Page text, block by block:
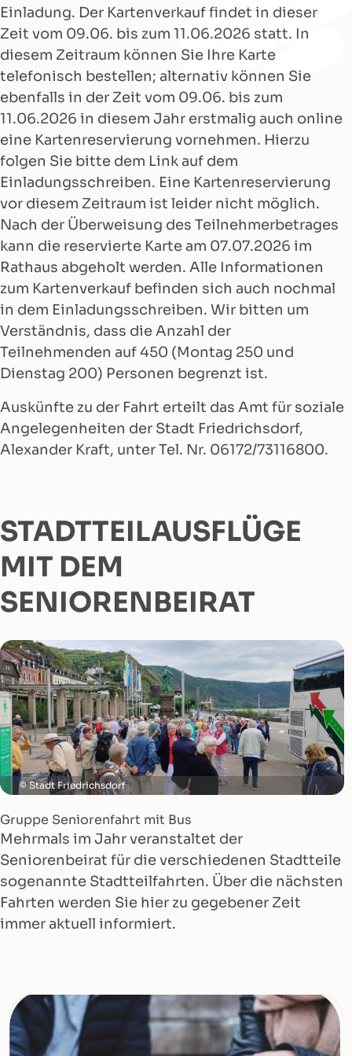
Einladung. Der Kartenverkauf findet in dieser
Zeit vom 09.06. bis zum 11.06.2026 statt. In
diesem Zeitraum können Sie Ihre Karte
telefonisch bestellen; alternativ können Sie
ebenfalls in der Zeit vom 09.06. bis zum
11.06.2026 in diesem Jahr erstmalig auch online
eine Kartenreservierung vornehmen. Hierzu
folgen Sie bitte dem Link auf dem
Einladungsschreiben. Eine Kartenreservierung
vor diesem Zeitraum ist leider nicht möglich.
Nach der Überweisung des Teilnehmerbetrages
kann die reservierte Karte am 07.07.2026 im
Rathaus abgeholt werden. Alle Informationen
zum Kartenverkauf befinden sich auch nochmal
in dem Einladungsschreiben. Wir bitten um
Verständnis, dass die Anzahl der
Teilnehmenden auf 450 (Montag 250 und
Dienstag 200) Personen begrenzt ist.
Auskünfte zu der Fahrt erteilt das Amt für soziale
Angelegenheiten der Stadt Friedrichsdorf,
Alexander Kraft, unter Tel. Nr. 06172/73116800.
STADTTEILAUSFLÜGE
MIT DEM
SENIORENBEIRAT
Stadt Friedrichsdorf
Gruppe Seniorenfahrt mit Bus
Mehrmals im Jahr veranstaltet der
Seniorenbeirat für die verschiedenen Stadtteile
sogenannte Stadtteilfahrten. Über die nächsten
Fahrten werden Sie hier zu gegebener Zeit
immer aktuell informiert.